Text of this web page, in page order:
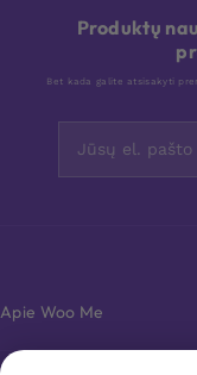
Produktų
Bet kada galite atsisakyti
Apie Woo Me